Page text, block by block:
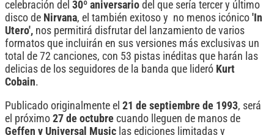
celebración del 30º aniversario del que sería tercer y último
disco de Nirvana, el también exitoso y no menos icónico 'In
Utero', nos permitirá disfrutar del lanzamiento de varios
formatos que incluirán en sus versiones más exclusivas un
total de 72 canciones, con 53 pistas inéditas que harán las
delicias de los seguidores de la banda que lideró Kurt
Cobain.
Publicado originalmente el 21 de septiembre de 1993, será
el próximo 27 de octubre cuando lleguen de manos de
Geffen y Universal Music las ediciones limitadas y